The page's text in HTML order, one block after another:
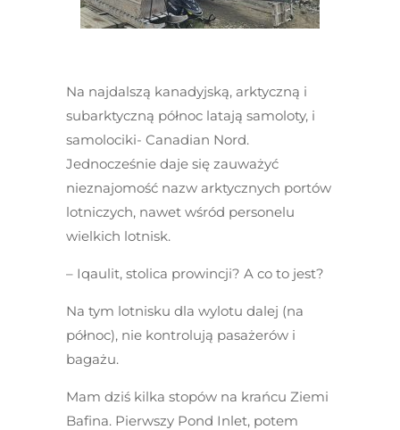
Na najdalszą kanadyjską, arktyczną i
subarktyczną północ latają samoloty, i
samolociki- Canadian Nord.
Jednocześnie daje się zauważyć
nieznajomość nazw arktycznych portów
lotniczych, nawet wśród personelu
wielkich lotnisk.
– Iqaulit, stolica prowincji? A co to jest?
Na tym lotnisku dla wylotu dalej (na
północ), nie kontrolują pasażerów i
bagażu.
Mam dziś kilka stopów na krańcu Ziemi
Bafina. Pierwszy Pond Inlet, potem